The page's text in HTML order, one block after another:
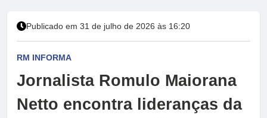
Publicado em 31 de julho de 2026 às 16:20
RM INFORMA
Jornalista Romulo Maiorana
Netto encontra lideranças da